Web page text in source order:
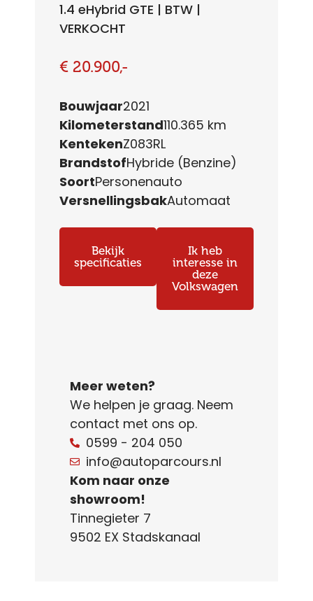
1.4 eHybrid GTE | BTW |
VERKOCHT
€ 20.900,-
Bouwjaar2021
Kilometerstand110.365 km
KentekenZ083RL
BrandstofHybride (Benzine)
SoortPersonenauto
VersnellingsbakAutomaat
Bekijk
specificaties
Ik heb
interesse in
deze
Volkswagen
Meer weten?
We helpen je graag. Neem
contact met ons op.
0599 - 204 050
info@autoparcours.nl
Kom naar onze
showroom!
Tinnegieter 7
9502 EX Stadskanaal